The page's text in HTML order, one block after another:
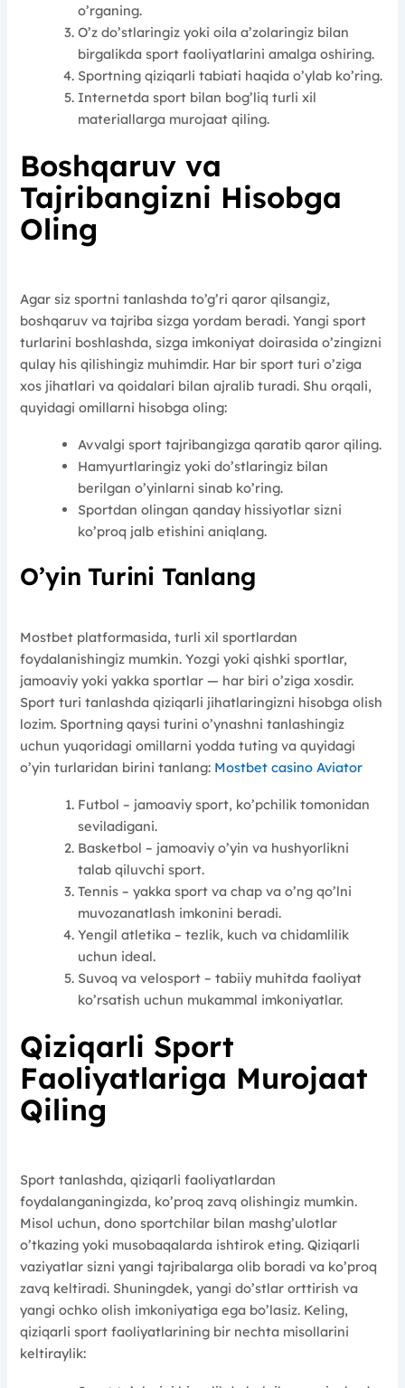
o’rganing.
O’z do’stlaringiz yoki oila a’zolaringiz bilan
birgalikda sport faoliyatlarini amalga oshiring.
Sportning qiziqarli tabiati haqida o’ylab ko’ring.
Internetda sport bilan bog’liq turli xil
materiallarga murojaat qiling.
Boshqaruv va
Tajribangizni Hisobga
Oling
Agar siz sportni tanlashda to’g’ri qaror qilsangiz,
boshqaruv va tajriba sizga yordam beradi. Yangi sport
turlarini boshlashda, sizga imkoniyat doirasida o’zingizni
qulay his qilishingiz muhimdir. Har bir sport turi o’ziga
xos jihatlari va qoidalari bilan ajralib turadi. Shu orqali,
quyidagi omillarni hisobga oling:
Avvalgi sport tajribangizga qaratib qaror qiling.
Hamyurtlaringiz yoki do’stlaringiz bilan
berilgan o’yinlarni sinab ko’ring.
Sportdan olingan qanday hissiyotlar sizni
ko’proq jalb etishini aniqlang.
O’yin Turini Tanlang
Mostbet platformasida, turli xil sportlardan
foydalanishingiz mumkin. Yozgi yoki qishki sportlar,
jamoaviy yoki yakka sportlar — har biri o’ziga xosdir.
Sport turi tanlashda qiziqarli jihatlaringizni hisobga olish
lozim. Sportning qaysi turini o’ynashni tanlashingiz
uchun yuqoridagi omillarni yodda tuting va quyidagi
o’yin turlaridan birini tanlang: Mostbet casino Aviator
Futbol – jamoaviy sport, ko’pchilik tomonidan
seviladigani.
Basketbol – jamoaviy o’yin va hushyorlikni
talab qiluvchi sport.
Tennis – yakka sport va chap va o’ng qo’lni
muvozanatlash imkonini beradi.
Yengil atletika – tezlik, kuch va chidamlilik
uchun ideal.
Suvoq va velosport – tabiiy muhitda faoliyat
ko’rsatish uchun mukammal imkoniyatlar.
Qiziqarli Sport
Faoliyatlariga Murojaat
Qiling
Sport tanlashda, qiziqarli faoliyatlardan
foydalanganingizda, ko’proq zavq olishingiz mumkin.
Misol uchun, dono sportchilar bilan mashg’ulotlar
o’tkazing yoki musobaqalarda ishtirok eting. Qiziqarli
vaziyatlar sizni yangi tajribalarga olib boradi va ko’proq
zavq keltiradi. Shuningdek, yangi do’stlar orttirish va
yangi ochko olish imkoniyatiga ega bo’lasiz. Keling,
qiziqarli sport faoliyatlarining bir nechta misollarini
keltiraylik: